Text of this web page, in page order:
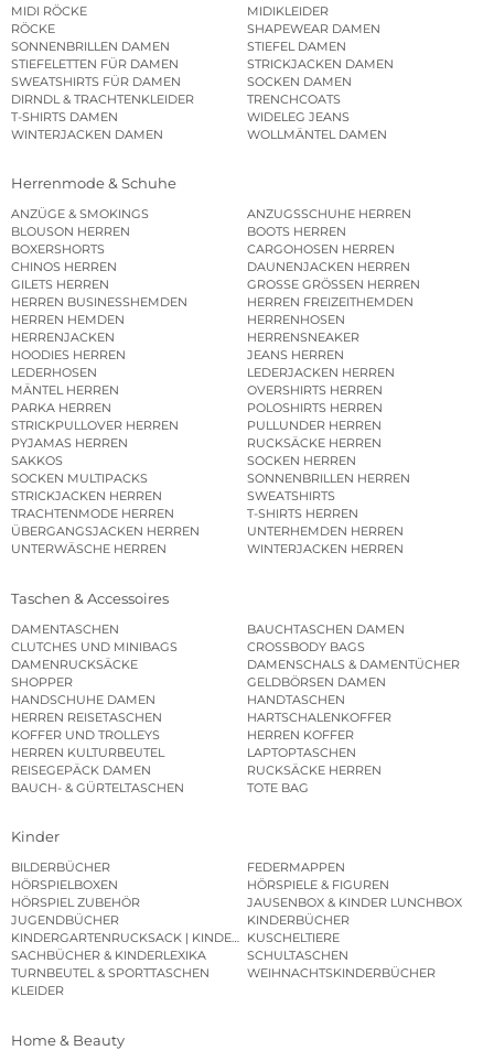
MIDI RÖCKE
MIDIKLEIDER
RÖCKE
SHAPEWEAR DAMEN
SONNENBRILLEN DAMEN
STIEFEL DAMEN
STIEFELETTEN FÜR DAMEN
STRICKJACKEN DAMEN
SWEATSHIRTS FÜR DAMEN
SOCKEN DAMEN
DIRNDL & TRACHTENKLEIDER
TRENCHCOATS
T-SHIRTS DAMEN
WIDELEG JEANS
WINTERJACKEN DAMEN
WOLLMÄNTEL DAMEN
Herrenmode & Schuhe
ANZÜGE & SMOKINGS
ANZUGSSCHUHE HERREN
BLOUSON HERREN
BOOTS HERREN
BOXERSHORTS
CARGOHOSEN HERREN
CHINOS HERREN
DAUNENJACKEN HERREN
GILETS HERREN
GROSSE GRÖSSEN HERREN
HERREN BUSINESSHEMDEN
HERREN FREIZEITHEMDEN
HERREN HEMDEN
HERRENHOSEN
HERRENJACKEN
HERRENSNEAKER
HOODIES HERREN
JEANS HERREN
LEDERHOSEN
LEDERJACKEN HERREN
MÄNTEL HERREN
OVERSHIRTS HERREN
PARKA HERREN
POLOSHIRTS HERREN
STRICKPULLOVER HERREN
PULLUNDER HERREN
PYJAMAS HERREN
RUCKSÄCKE HERREN
SAKKOS
SOCKEN HERREN
SOCKEN MULTIPACKS
SONNENBRILLEN HERREN
STRICKJACKEN HERREN
SWEATSHIRTS
TRACHTENMODE HERREN
T-SHIRTS HERREN
ÜBERGANGSJACKEN HERREN
UNTERHEMDEN HERREN
UNTERWÄSCHE HERREN
WINTERJACKEN HERREN
Taschen & Accessoires
DAMENTASCHEN
BAUCHTASCHEN DAMEN
CLUTCHES UND MINIBAGS
CROSSBODY BAGS
DAMENRUCKSÄCKE
DAMENSCHALS & DAMENTÜCHER
SHOPPER
GELDBÖRSEN DAMEN
HANDSCHUHE DAMEN
HANDTASCHEN
HERREN REISETASCHEN
HARTSCHALENKOFFER
KOFFER UND TROLLEYS
HERREN KOFFER
HERREN KULTURBEUTEL
LAPTOPTASCHEN
REISEGEPÄCK DAMEN
RUCKSÄCKE HERREN
BAUCH- & GÜRTELTASCHEN
TOTE BAG
Kinder
BILDERBÜCHER
FEDERMAPPEN
HÖRSPIELBOXEN
HÖRSPIELE & FIGUREN
HÖRSPIEL ZUBEHÖR
JAUSENBOX & KINDER LUNCHBOX
JUGENDBÜCHER
KINDERBÜCHER
KINDERGARTENRUCKSACK | KINDERGARTENBEUTEL
KUSCHELTIERE
SACHBÜCHER & KINDERLEXIKA
SCHULTASCHEN
TURNBEUTEL & SPORTTASCHEN
WEIHNACHTSKINDERBÜCHER
KLEIDER
Home & Beauty